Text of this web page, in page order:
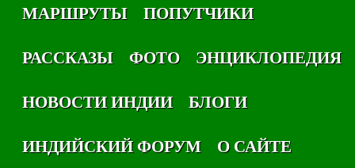
МАРШРУТЫ
ПОПУТЧИКИ
РАССКАЗЫ
ФОТО
ЭНЦИКЛОПЕДИЯ
НОВОСТИ ИНДИИ
БЛОГИ
ИНДИЙСКИЙ ФОРУМ
О САЙТЕ